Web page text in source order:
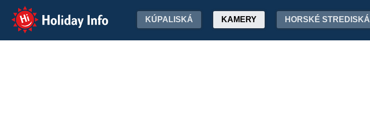
Holiday Info KÚPALISKÁ KAMERY HORSKÉ STREDISKÁ